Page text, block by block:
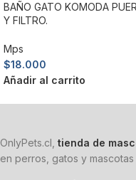
BAÑO GATO KOMODA
Y FILTRO.
Mps
$18.000
Añadir al carrito
OnlyPets.cl, tienda de
en perros, gatos y